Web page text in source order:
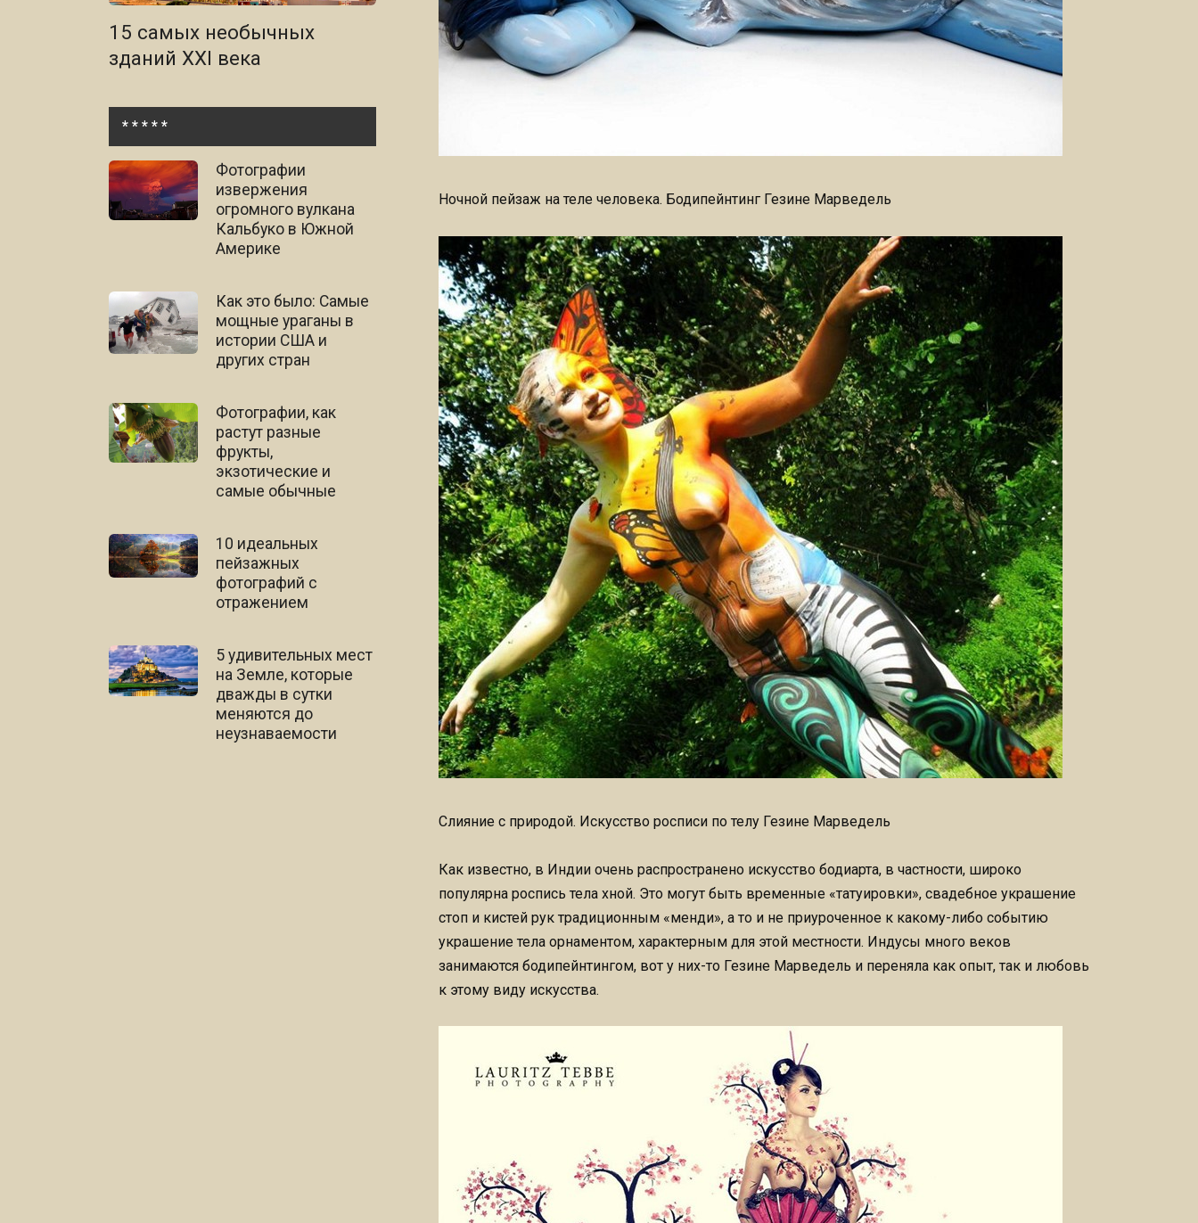
Ночной пейзаж на теле человека. Бодипейнтинг Гезине Марведель
Слияние с природой. Искусство росписи по телу Гезине Марведель
Как известно, в Индии очень распространено искусство бодиарта, в частности, широко
популярна роспись тела хной. Это могут быть временные «татуировки», свадебное украшение
стоп и кистей рук традиционным «менди», а то и не приуроченное к какому-либо событию
украшение тела орнаментом, характерным для этой местности. Индусы много веков
занимаются бодипейнтингом, вот у них-то Гезине Марведель и переняла как опыт, так и любовь
к этому виду искусства.
15 самых необычных
зданий XXI века
* * * * *
Фотографии
извержения
огромного вулкана
Кальбуко в Южной
Америке
Как это было: Самые
мощные ураганы в
истории США и
других стран
Фотографии, как
растут разные
фрукты,
экзотические и
самые обычные
10 идеальных
пейзажных
фотографий с
отражением
5 удивительных мест
на Земле, которые
дважды в сутки
меняются до
неузнаваемости